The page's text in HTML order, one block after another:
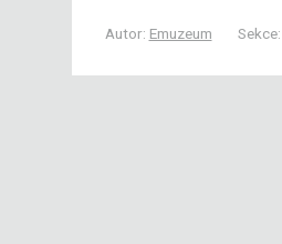
Autor: Emuzeum Sekce: